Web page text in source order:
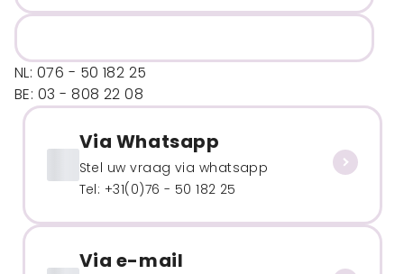
NL: 076 - 50 182 25
BE: 03 - 808 22 08
Via Whatsapp
Stel uw vraag via whatsapp
Tel: +31(0)76 - 50 182 25
Via e-mail